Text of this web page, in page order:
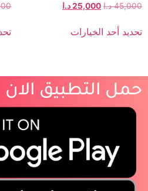
45,000 د.ا 25,000د.ا
تحديد أحد الخيارات
حمل التطبيق الان